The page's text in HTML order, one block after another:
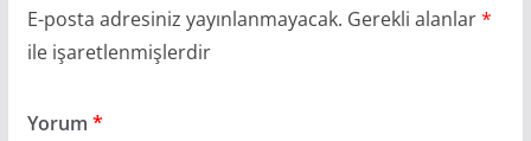
E-posta adresiniz yayınlanmayacak. Gerekli alanlar*
ile işaretlenmişlerdir
Yorum *